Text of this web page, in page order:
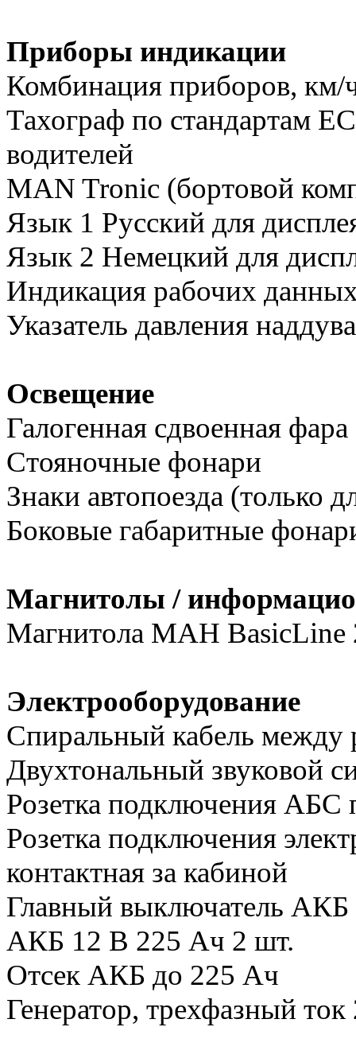
Приборы индикации
Комбинация приборов,
Тахограф по стандартам
водителей
MAN Tronic (бортовой
Язык 1 Русский для
Язык 2 Немецкий для
Индикация рабочих
Указатель давления наддува
Освещение
Галогенная сдвоенная
Стояночные фонари
Знаки автопоезда (только
Боковые габаритные
Магнитолы /
Магнитола МАН BasicLine
Электрооборудование
Спиральный кабель между
Двухтональный звуковой
Розетка подключения АБС
Розетка подключения
контактная за кабиной
Главный выключатель АКБ
АКБ 12 В 225 Ач 2 шт.
Отсек АКБ до 225 Ач
Генератор, трехфазный